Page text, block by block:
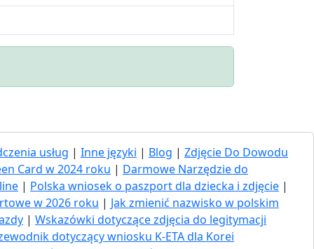
usług | Inne języki | Blog | Zdjęcie Do Dowodu
Card w 2024 roku | Darmowe Narzędzie do
| Polska wniosek o paszport dla dziecka i zdjęcie |
w 2026 roku | Jak zmienić nazwisko w polskim
| Wskazówki dotyczące zdjęcia do legitymacji
dotyczący wniosku K-ETA dla Korei